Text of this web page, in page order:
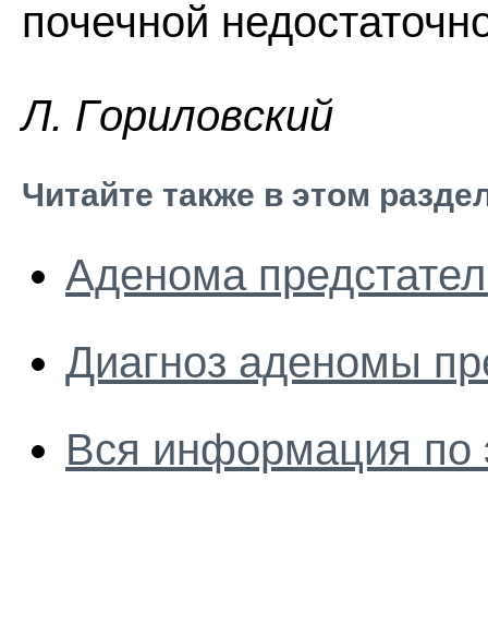
почечной
Л. Гopилoвcкий
Читайте также в этом
Аденома
Диагноз аденомы
Вся информация по